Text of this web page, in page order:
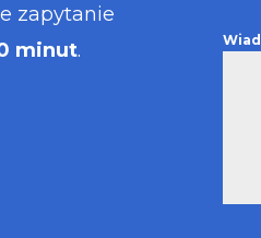
zapytanie
minut.